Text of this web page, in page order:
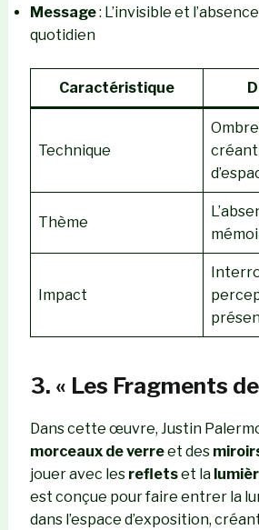
Message: L’invisible et
quotidien
Caractéristique
Technique
créant
Thème
Impact
3. « Les Fragments
Dans cette œuvre, Justin
morceaux de verreet des
jouer avec les refletset la
est conçue pour faire entrer la
dans l’espace d’exposition,